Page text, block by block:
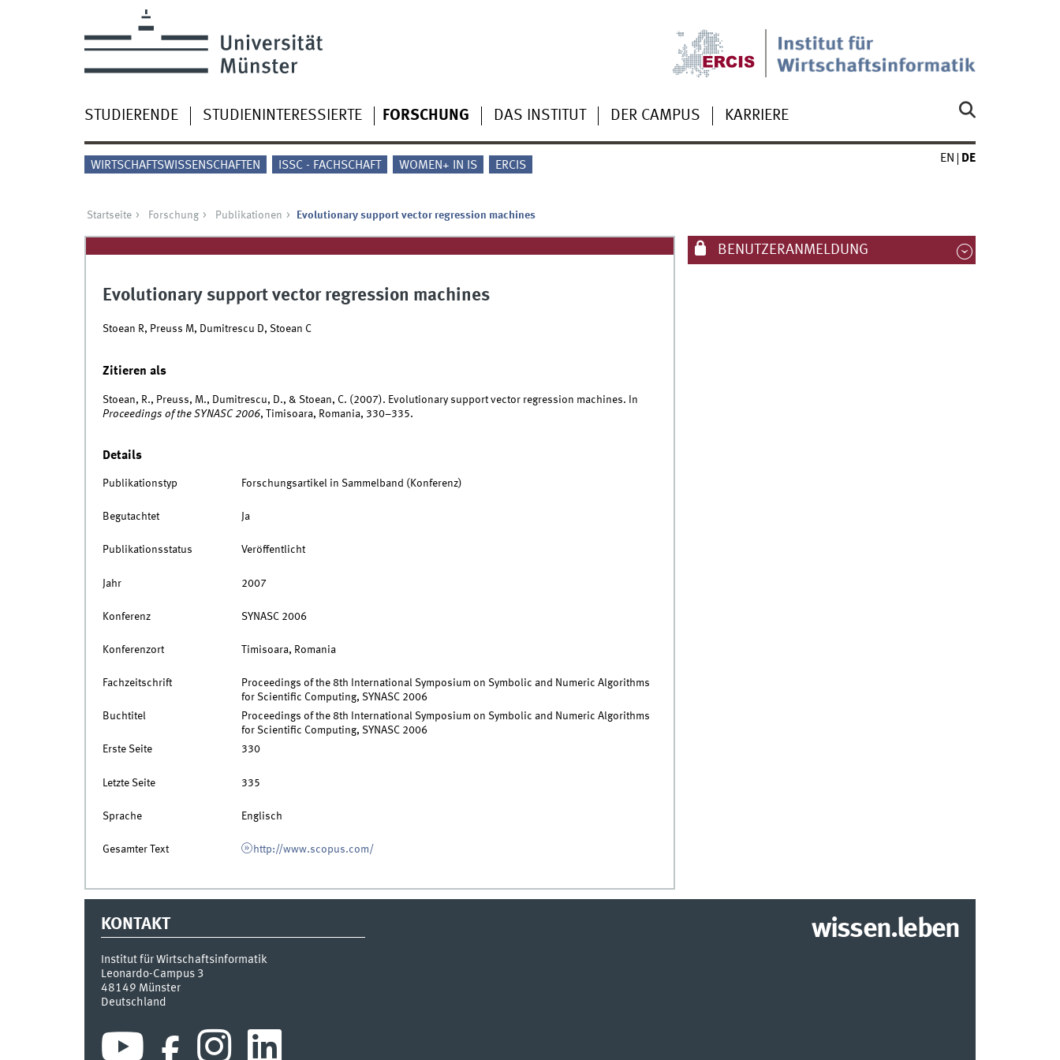
STUDIERENDE STUDIENINTERESSIERTE FORSCHUNG DAS INSTITUT DER CAMPUS KARRIERE
WIRTSCHAFTSWISSENSCHAFTEN ISSC - FACHSCHAFT WOMEN+ IN IS ERCIS
EN DE
Startseite Forschung Publikationen Evolutionary support vector regression machines
Evolutionary support vector regression machines
Stoean R, Preuss M, Dumitrescu D, Stoean C
Zitieren als
Stoean, R., Preuss, M., Dumitrescu, D., & Stoean, C. (2007). Evolutionary support vector regression machines. In
Proceedings of the SYNASC 2006, Timisoara, Romania, 330–335.
Details
Publikationstyp Forschungsartikel in Sammelband (Konferenz)
Begutachtet Ja
Publikationsstatus Veröffentlicht
Jahr 2007
Konferenz SYNASC 2006
Konferenzort Timisoara, Romania
Fachzeitschrift
Proceedings of the 8th International Symposium on Symbolic and Numeric Algorithms
for Scientific Computing, SYNASC 2006
Buchtitel
Proceedings of the 8th International Symposium on Symbolic and Numeric Algorithms
for Scientific Computing, SYNASC 2006
Erste Seite
330
Letzte Seite 335
Sprache Englisch
Gesamter Text http://www.scopus.com/
BENUTZERANMELDUNG
KONTAKT
Institut für Wirtschaftsinformatik
Leonardo-Campus 3
48149 Münster
Deutschland
wissen.leben